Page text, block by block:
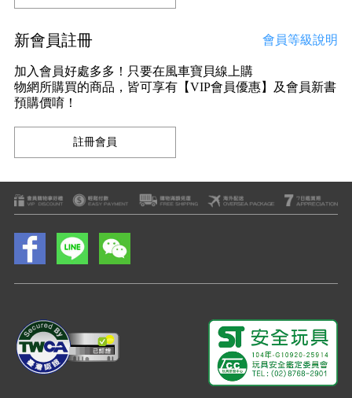
新會員註冊 會員等級說明
加入會員好處多多！只要在風車寶貝線上購
物網所購買的商品，皆可享有【VIP會員優惠】及會員新書
預購價唷！